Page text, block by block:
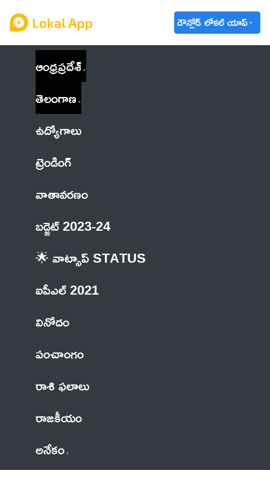
డౌన్లోడ్ లోకల్ యాప్
ఆంధ్రప్రదేశ్
తెలంగాణ
ఉద్యోగాలు
ట్రెండింగ్
వాతావరణం
బడ్జెట్ 2023-24
🌟 వాట్సాప్ STATUS
ఐపీఎల్ 2021
వినోదం
పంచాంగం
రాశి ఫలాలు
రాజకీయం
అనేకం